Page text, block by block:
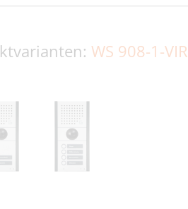
WS 908-1-VIR